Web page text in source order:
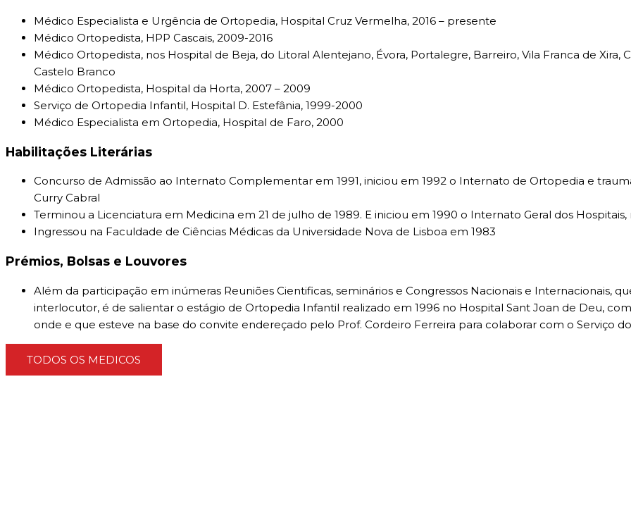
Médico Especialista e Urgência de Ortopedia, Hospital Cruz Vermelha, 2016 – presente
Médico Ortopedista, HPP Cascais, 2009-2016
Médico Ortopedista, nos Hospital de Beja, do Litoral Alentejano, Évora, Portalegre, Barreiro, Vila Franca de Xira,
Castelo Branco
Médico Ortopedista, Hospital da Horta, 2007 – 2009
Serviço de Ortopedia Infantil, Hospital D. Estefânia, 1999-2000
Médico Especialista em Ortopedia, Hospital de Faro, 2000
Habilitações Literárias
Concurso de Admissão ao Internato Complementar em 1991, iniciou em 1992 o Internato de Ortopedia e
Curry Cabral
Terminou a Licenciatura em Medicina em 21 de julho de 1989. E iniciou em 1990 o Internato Geral dos Hospitais,
Ingressou na Faculdade de Ciências Médicas da Universidade Nova de Lisboa em 1983
Prémios, Bolsas e Louvores
Além da participação em inúmeras Reuniões Cientificas, seminários e Congressos Nacionais e Internacionais,
interlocutor, é de salientar o estágio de Ortopedia Infantil realizado em 1996 no Hospital Sant Joan de Deu,
onde e que esteve na base do convite endereçado pelo Prof. Cordeiro Ferreira para colaborar com o Serviço
TODOS OS MEDICOS